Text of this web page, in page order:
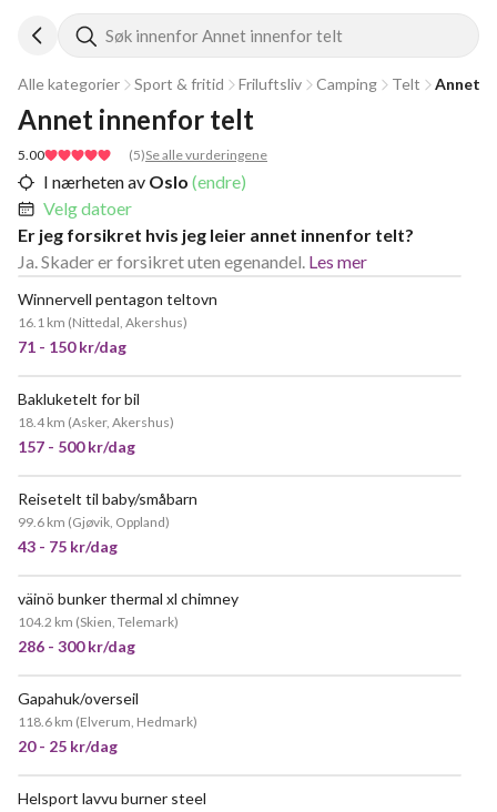
Søk innenfor Annet innenfor telt
Alle kategorier Sport & fritid Friluftsliv Camping Telt Annet
5.00 (5)Se alle vurderingene
Annet innenfor telt
I nærheten av Oslo (endre)
Velg datoer
Er jeg forsikret hvis jeg leier annet innenfor telt?
Ja. Skader er forsikret uten egenandel. Les mer
Winnervell pentagon teltovn
16.1 km (Nittedal, Akershus)
71 - 150 kr/dag
Bakluketelt for bil
18.4 km (Asker, Akershus)
157 - 500 kr/dag
Reisetelt til baby/småbarn
99.6 km (Gjøvik, Oppland)
43 - 75 kr/dag
väinö bunker thermal xl chimney
104.2 km (Skien, Telemark)
286 - 300 kr/dag
Gapahuk/overseil
118.6 km (Elverum, Hedmark)
20 - 25 kr/dag
Helsport lavvu burner steel